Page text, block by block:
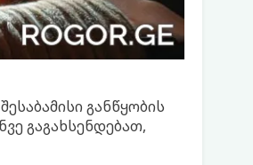
განწყობის
გაგახსენდებათ,